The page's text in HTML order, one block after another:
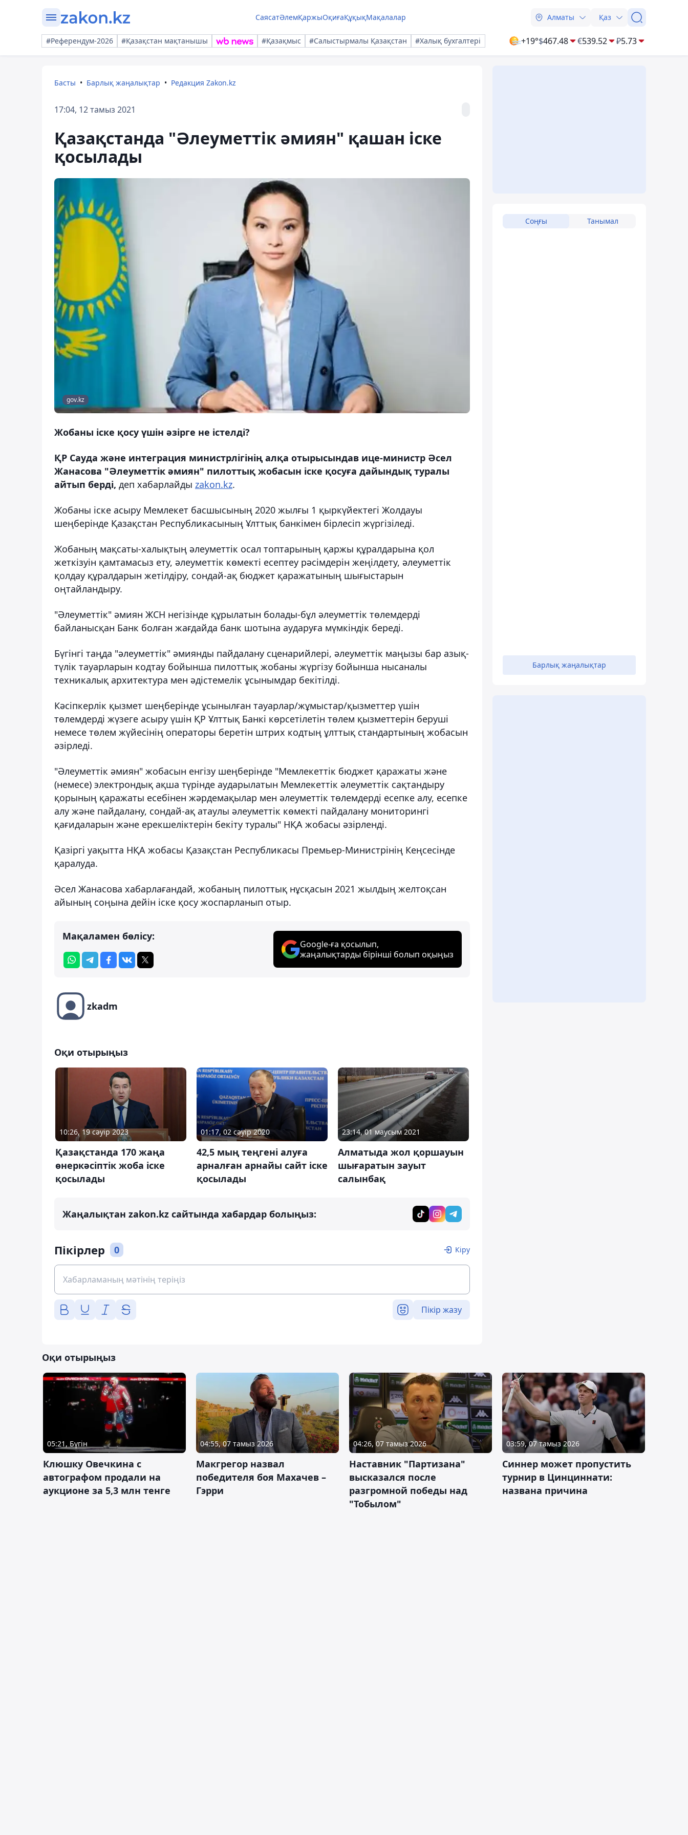
СаясатӘлемҚаржыОқиғаҚұқықМақалалар Алматы Қаз
#Референдум-2026 #Қазақстан мақтанышы #Қазақмыс #Салыстырмалы Қазақстан #Халық бухгалтері +19°$467.48 €539.52 ₽5.73
Басты Барлық жаңалықтар Редакция Zakon.kz
17:04, 12 тамыз 2021
Қазақстанда "Әлеуметтік әмиян" қашан іске
қосылады
gov.kz
Жобаны іске қосу үшін әзірге не істелді?
ҚР Сауда және интеграция министрлігінің алқа отырысындав ице-министр Әсел
Жанасова "Әлеуметтік әмиян" пилоттық жобасын іске қосуға дайындық туралы
айтып берді, деп хабарлайды zakon.kz.
Жобаны іске асыру Мемлекет басшысының 2020 жылғы 1 қыркүйектегі Жолдауы
шеңберінде Қазақстан Республикасының Ұлттық банкімен бірлесіп жүргізіледі.
Жобаның мақсаты-халықтың әлеуметтік осал топтарының қаржы құралдарына қол
жеткізуін қамтамасыз ету, әлеуметтік көмекті есептеу рәсімдерін жеңілдету, әлеуметтік
қолдау құралдарын жетілдіру, сондай-ақ бюджет қаражатының шығыстарын
оңтайландыру.
"Әлеуметтік" әмиян ЖСН негізінде құрылатын болады-бұл әлеуметтік төлемдерді
байланысқан Банк болған жағдайда банк шотына аударуға мүмкіндік береді.
Бүгінгі таңда "әлеуметтік" әмиянды пайдалану сценарийлері, әлеуметтік маңызы бар азық-
түлік тауарларын кодтау бойынша пилоттық жобаны жүргізу бойынша нысаналы
техникалық архитектура мен әдістемелік ұсынымдар бекітілді.
Кәсіпкерлік қызмет шеңберінде ұсынылған тауарлар/жұмыстар/қызметтер үшін
төлемдерді жүзеге асыру үшін ҚР Ұлттық Банкі көрсетілетін төлем қызметтерін беруші
немесе төлем жүйесінің операторы беретін штрих кодтың ұлттық стандартының жобасын
әзірледі.
"Әлеуметтік әмиян" жобасын енгізу шеңберінде "Мемлекеттік бюджет қаражаты және
(немесе) электрондық ақша түрінде аударылатын Мемлекеттік әлеуметтік сақтандыру
қорының қаражаты есебінен жәрдемақылар мен әлеуметтік төлемдерді есепке алу, есепке
алу және пайдалану, сондай-ақ атаулы әлеуметтік көмекті пайдалану мониторингі
қағидаларын және ерекшеліктерін бекіту туралы" НҚА жобасы әзірленді.
Қазіргі уақытта НҚА жобасы Қазақстан Республикасы Премьер-Министрінің Кеңсесінде
қаралуда.
Әсел Жанасова хабарлағандай, жобаның пилоттық нұсқасын 2021 жылдың желтоқсан
айының соңына дейін іске қосу жоспарланып отыр.
Мақаламен бөлісу:
Google-ға қосылып,
жаңалықтарды бірінші болып оқыңыз
zkadm
Оқи отырыңыз
10:26, 19 сәуір 2023
Қазақстанда 170 жаңа
өнеркәсіптік жоба іске
қосылады
01:17, 02 сәуір 2020
42,5 мың теңгені алуға
арналған арнайы сайт іске
қосылады
23:14, 01 маусым 2021
Алматыда жол қоршауын
шығаратын зауыт
салынбақ
Жаңалықтан zakon.kz сайтында хабардар болыңыз:
Пікірлер 0 Кіру
Пікір жазу
Соңғы Танымал
Барлық жаңалықтар
Оқи отырыңыз
05:21, Бүгін
Клюшку Овечкина с
автографом продали на
аукционе за 5,3 млн тенге
04:55, 07 тамыз 2026
Макгрегор назвал
победителя боя Махачев –
Гэрри
04:26, 07 тамыз 2026
Наставник "Партизана"
высказался после
разгромной победы над
"Тобылом"
03:59, 07 тамыз 2026
Синнер может пропустить
турнир в Цинциннати:
названа причина